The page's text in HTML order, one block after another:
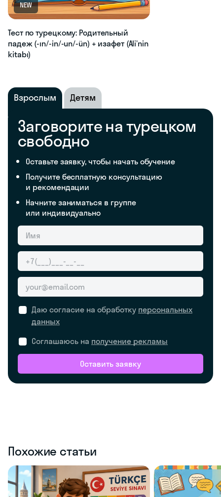
NEW
Тест по турецкому: Родительный
падеж (-ın/-in/-un/-ün) + изафет (Ali’nin
kitabı)
Взрослым Детям
Заговорите на турецком
свободно
Оставьте заявку, чтобы начать обучение
Получите бесплатную консультацию
и рекомендации
Начните заниматься в группе
или индивидуально
Даю согласие на обработку персональных
данных
Соглашаюсь на получение рекламы
Оставить заявку
Похожие статьи